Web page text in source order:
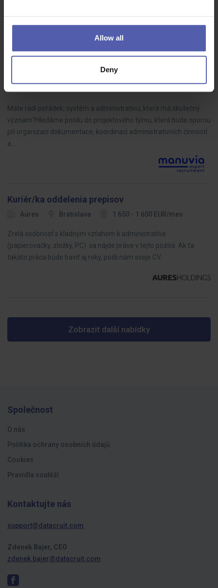
Allow all
Deny
Projektový administrátor/ka | Práce na
Máte rádi pořádek, systém a administrativu, která má skutečný
význam?Hledáme posilu do projektového týmu, která bude oporou
při organizaci dokumentace, koordinaci administrativních činností
a…
Kuriér/ka oddelenia prepisov
Aures Bratislava 1 650 - 1 650 EUR/mes
Zrelá osobnosť s kladným vzťahom k administratíve
(papierovačky, zložky, PC) sa nájde práve v tejto pozícii. Ak ťa
takáto práca bude baviť aj roky, pošli nám svoje CV.
Zobrazit další nabídky
Společnost
O nás
Politika ochrany osobních údajů
Cookies
Pravidla soutěží
Kontaktujte nás
support@datacruit.com
Zdenek Bajer, CEO
zdenek.bajer@datacruit.com